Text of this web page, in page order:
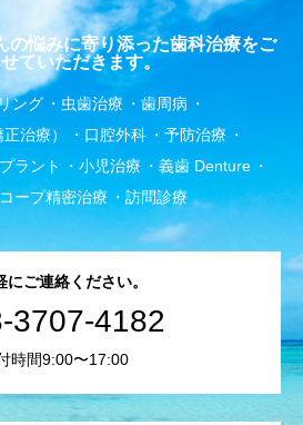
の悩みに寄り添った歯科治療をご
ていただきます。
ング 虫歯治療
歯周病
治療）
口腔外科
予防治療
ラント 小児治療
義歯 Denture
ープ精密治療
訪問診療
にご連絡ください。
3707-4182
時間9:00〜17:00